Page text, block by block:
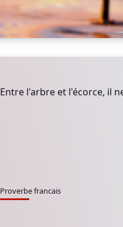
Entre l'arbre et l'écorce, il
Proverbe francais